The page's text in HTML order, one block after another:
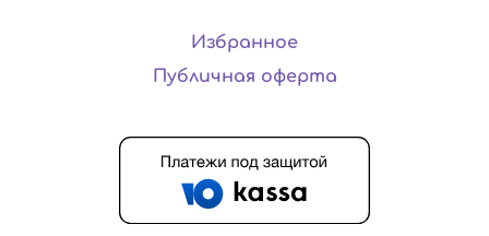
Избранное
Публичная оферта